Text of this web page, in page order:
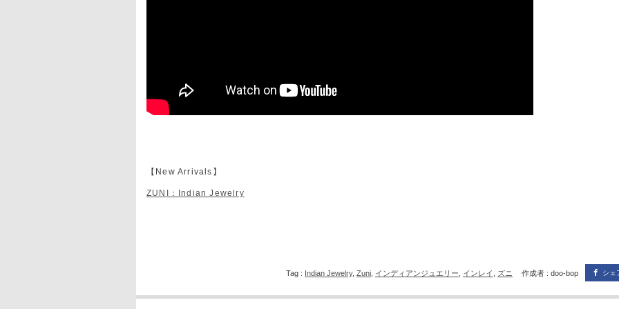
【New Arrivals】
ZUNI：Indian Jewelry
シェ
Tag : Indian Jewelry, Zuni インディアンジュエリー インレイ ズニ 作成者 : doo-bop